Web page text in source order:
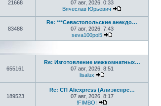
21668
07 авг, 2026, 0:33
Вячеслав Юрьевич
83488
Re: ***Севастопольские анекдо…
07 авг, 2026, 7:43
seva100pol5
Перейти к
655161
Re: Изготовление межкомнатных…
07 авг, 2026, 8:51
lisalux
189523
Re: СП Aliexpress (Алиэкспре…
07 авг, 2026, 8:17
!FIMBO!